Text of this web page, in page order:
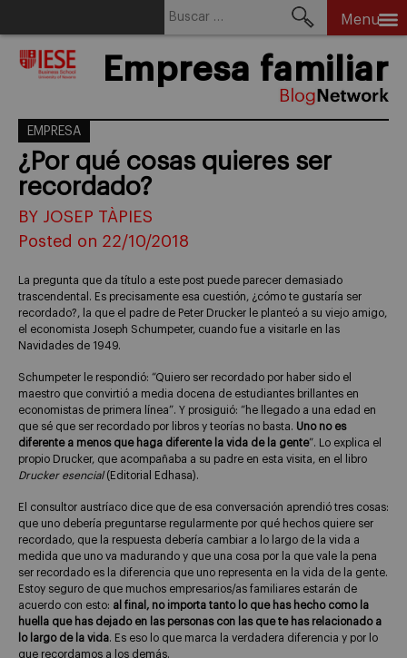
Menu
Empresa familiar
EMPRESA
¿Por qué cosas quieres ser
recordado?
BY JOSEP TÀPIES
Posted on 22/10/2018
La pregunta que da título a este post puede parecer demasiado
trascendental. Es precisamente esa cuestión, ¿cómo te gustaría ser
recordado?, la que el padre de Peter Drucker le planteó a su viejo amigo,
el economista Joseph Schumpeter, cuando fue a visitarle en las
Navidades de 1949.
Schumpeter le respondió: “Quiero ser recordado por haber sido el
maestro que convirtió a media docena de estudiantes brillantes en
economistas de primera línea”. Y prosiguió: “he llegado a una edad en
que sé que ser recordado por libros y teorías no basta. Uno no es
diferente a menos que haga diferente la vida de la gente”. Lo explica el
propio Drucker, que acompañaba a su padre en esta visita, en el libro
Drucker esencial(Editorial Edhasa).
El consultor austríaco dice que de esa conversación aprendió tres cosas:
que uno debería preguntarse regularmente por qué hechos quiere ser
recordado, que la respuesta debería cambiar a lo largo de la vida a
medida que uno va madurando y que una cosa por la que vale la pena
ser recordado es la diferencia que uno representa en la vida de la gente.
Estoy seguro de que muchos empresarios/as familiares estarán de
acuerdo con esto: al final, no importa tanto lo que has hecho como la
huella que has dejado en las personas con las que te has relacionado a
lo largo de la vida. Es eso lo que marca la verdadera diferencia y por lo
que recordamos a los demás.